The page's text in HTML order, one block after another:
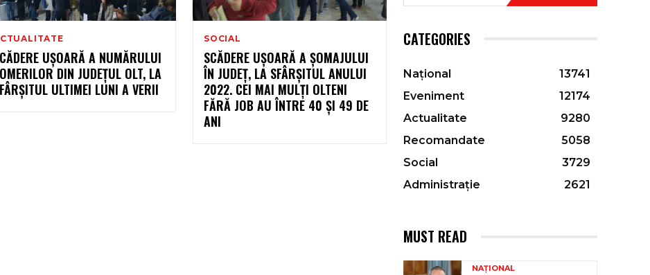
UȘOARĂ A NUMĂRULUI
DIN JUDEȚUL OLT, LA
ULTIMEI LUNI A VERII
SOCIAL
SCĂDERE UȘOARĂ A ȘOMAJULUI
ÎN JUDEȚ, LA SFÂRȘITUL ANULUI
2022. CEI MAI MULȚI OLTENI
FĂRĂ JOB AU ÎNTRE 40 ȘI 49 DE
ANI
CATEGORIES
Național
13741
Eveniment
12174
Actualitate
9280
Recomandate
5058
Social
3729
Administrație
2621
MUST READ
NAȚIONAL